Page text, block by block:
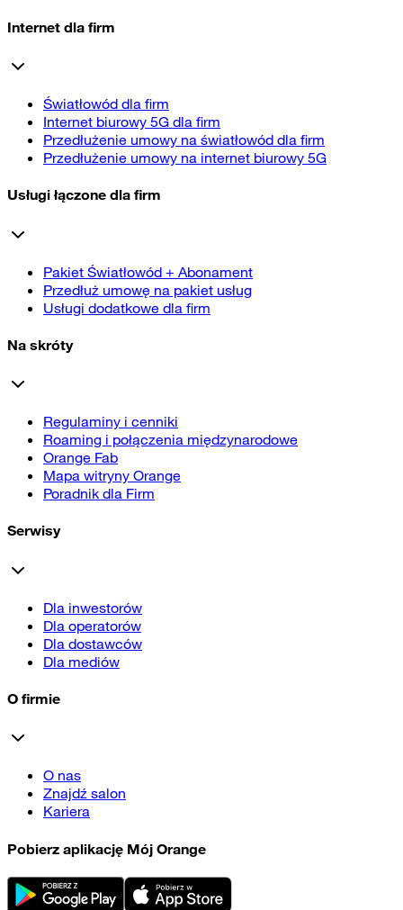
Internet dla firm
Światłowód dla firm
Internet biurowy 5G dla firm
Przedłużenie umowy na światłowód dla firm
Przedłużenie umowy na internet biurowy 5G
Usługi łączone dla firm
Pakiet Światłowód + Abonament
Przedłuż umowę na pakiet usług
Usługi dodatkowe dla firm
Na skróty
Regulaminy i cenniki
Roaming i połączenia międzynarodowe
Orange Fab
Mapa witryny Orange
Poradnik dla Firm
Serwisy
Dla inwestorów
Dla operatorów
Dla dostawców
Dla mediów
O firmie
O nas
Znajdź salon
Kariera
Pobierz aplikację Mój Orange